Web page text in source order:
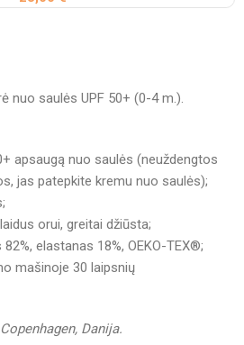
nuo saulės UPF 50+ (0-4 m.).
apsaugą nuo saulės (neuždengtos
jas patepkite kremu nuo saulės);
orui, greitai džiūsta;
elastanas 18%, OEKO-TEX®;
mašinoje 30 laipsnių
Danija.